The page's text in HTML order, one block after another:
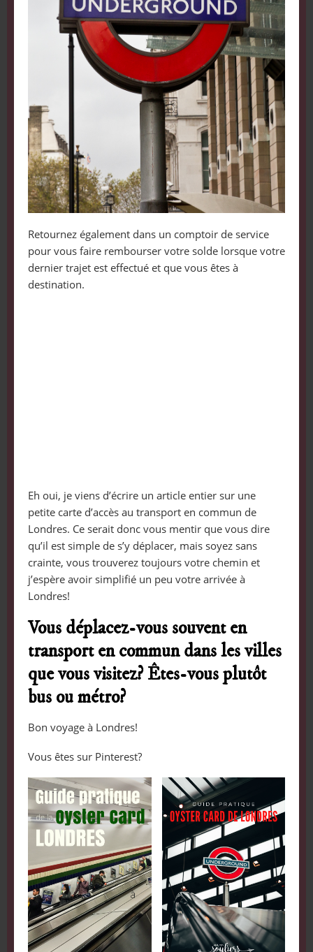
Retournez également dans un comptoir de service
pour vous faire rembourser votre solde lorsque votre
dernier trajet est effectué et que vous êtes à
destination.
Eh oui, je viens d’écrire un article entier sur une
petite carte d’accès au transport en commun de
Londres. Ce serait donc vous mentir que vous dire
qu’il est simple de s’y déplacer, mais soyez sans
crainte, vous trouverez toujours votre chemin et
j’espère avoir simplifié un peu votre arrivée à
Londres!
Vous déplacez-vous souvent en
transport en commun dans les villes
que vous visitez? Êtes-vous plutôt
bus ou métro?
Bon voyage à Londres!
Vous êtes sur Pinterest?